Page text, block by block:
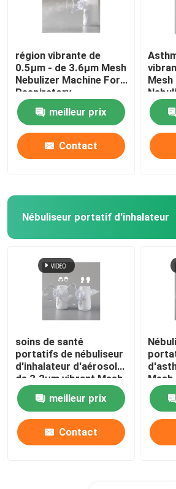
région vibrante de
0.5μm - de 3.6μm Mesh
Nebulizer Machine For
Respiratory
meilleur prix
Contact
Nébuliseur portatif d'inhalateur
soins de santé
portatifs de nébuliseur
d'inhalateur d'aérosol
de 3.2μm vibrant Mesh
Nebulizer
meilleur prix
Contact
Mesh